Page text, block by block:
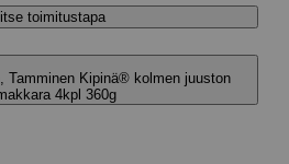
toimitustapa
Tamminen Kipinä® kolmen juuston
4kpl 360g